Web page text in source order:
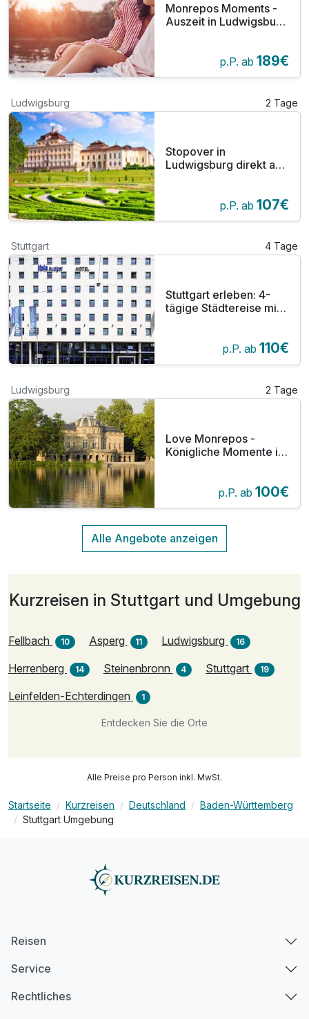
Monrepos Moments -
Auszeit in Ludwigsburg
p.P. ab 189€
Ludwigsburg 2 Tage
Stopover in
Ludwigsburg direkt am
p.P. ab 107€
Stuttgart 4 Tage
Stuttgart erleben: 4-
tägige Städtereise mit
p.P. ab 110€
Ludwigsburg 2 Tage
Love Monrepos -
Königliche Momente in
p.P. ab 100€
Kurzreisen in Stuttgart und Umgebung
Fellbach 10 Asperg 11 Ludwigsburg 16
Herrenberg 14 Steinenbronn 4 Stuttgart 19
Leinfelden-Echterdingen 1
Entdecken Sie die Orte
Alle Preise pro Person inkl. MwSt.
Startseite Kurzreisen Deutschland
Baden-Württemberg
Stuttgart Umgebung
Reisen
Service
Rechtliches